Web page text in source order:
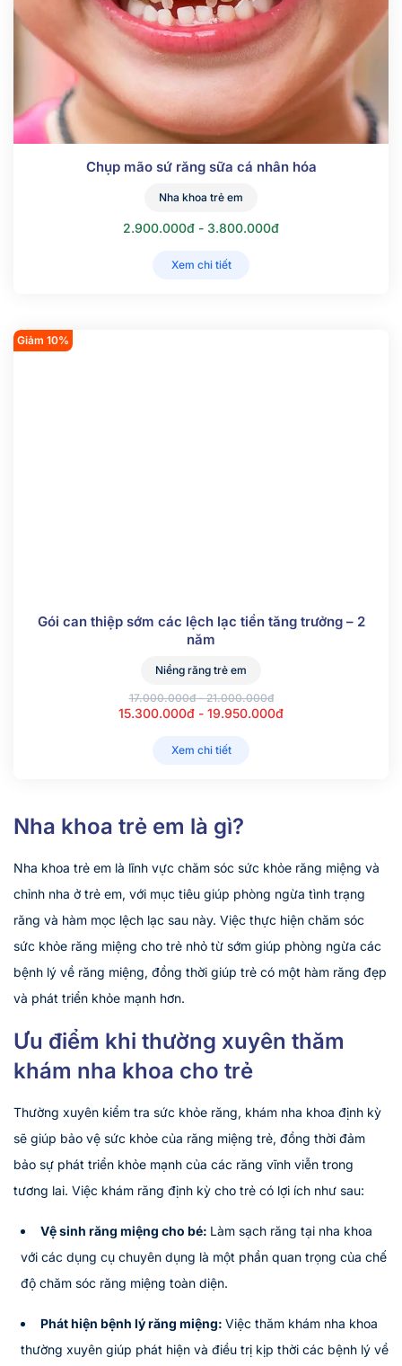
Chụp mão sứ răng sữa cá nhân hóa
Nha khoa trẻ em
2.900.000đ - 3.800.000đ
Xem chi tiết
Gói can thiệp sớm các lệch lạc tiền tăng trưởng – 2
năm
Niềng răng trẻ em
17.000.000đ - 21.000.000đ
15.300.000đ - 19.950.000đ
Xem chi tiết
Giảm 10%
Nha khoa trẻ em là gì?
Nha khoa trẻ em là lĩnh vực chăm sóc sức khỏe răng miệng và
chỉnh nha ở trẻ em, với mục tiêu giúp phòng ngừa tình trạng
răng và hàm mọc lệch lạc sau này. Việc thực hiện chăm sóc
sức khỏe răng miệng cho trẻ nhỏ từ sớm giúp phòng ngừa các
bệnh lý về răng miệng, đồng thời giúp trẻ có một hàm răng đẹp
và phát triển khỏe mạnh hơn.
Ưu điểm khi thường xuyên thăm
khám nha khoa cho trẻ
Thường xuyên kiểm tra sức khỏe răng, khám nha khoa định kỳ
sẽ giúp bảo vệ sức khỏe của răng miệng trẻ, đồng thời đảm
bảo sự phát triển khỏe mạnh của các răng vĩnh viễn trong
tương lai. Việc khám răng định kỳ cho trẻ có lợi ích như sau:
Vệ sinh răng miệng cho bé: Làm sạch răng tại nha khoa
với các dụng cụ chuyên dụng là một phần quan trọng của chế
độ chăm sóc răng miệng toàn diện.
Phát hiện bệnh lý răng miệng: Việc thăm khám nha khoa
thường xuyên giúp phát hiện và điều trị kịp thời các bệnh lý về